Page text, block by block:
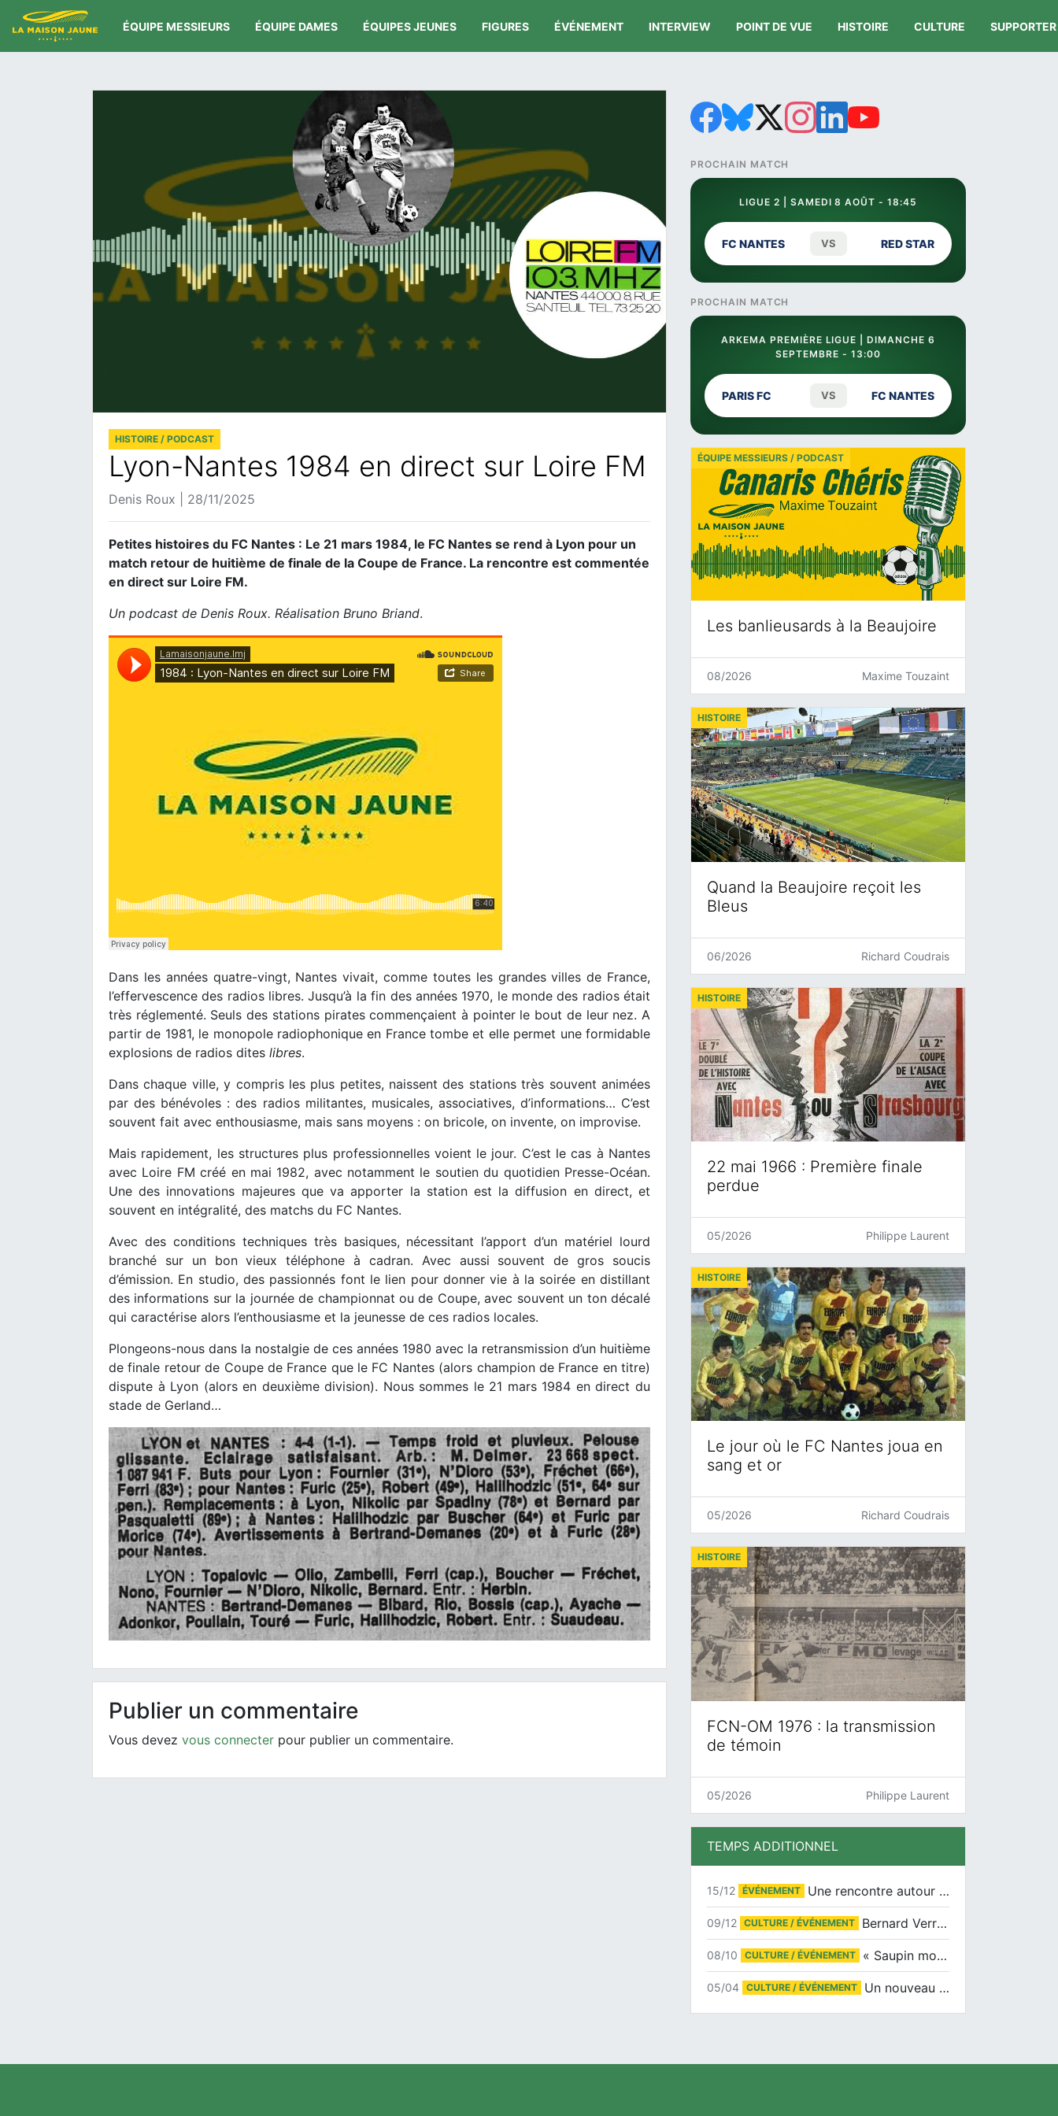
ÉQUIPE MESSIEURS ÉQUIPE DAMES ÉQUIPES JEUNES FIGURES ÉVÉNEMENT INTERVIEW POINT DE VUE HISTOIRE CULTURE SUPPORTER
HISTOIRE / PODCAST
Lyon-Nantes 1984 en direct sur Loire FM
Denis Roux | 28/11/2025
Petites histoires du FC Nantes : Le 21 mars 1984, le FC Nantes se rend à Lyon pour un
match retour de huitième de finale de la Coupe de France. La rencontre est commentée
en direct sur Loire FM.
Un podcast de Denis Roux. Réalisation Bruno Briand.
Dans les années quatre-vingt, Nantes vivait, comme toutes les grandes villes de France,
l’effervescence des radios libres. Jusqu’à la fin des années 1970, le monde des radios était
très réglementé. Seuls des stations pirates commençaient à pointer le bout de leur nez. A
partir de 1981, le monopole radiophonique en France tombe et elle permet une formidable
explosions de radios dites libres.
Dans chaque ville, y compris les plus petites, naissent des stations très souvent animées
par des bénévoles : des radios militantes, musicales, associatives, d’informations… C’est
souvent fait avec enthousiasme, mais sans moyens : on bricole, on invente, on improvise.
Mais rapidement, les structures plus professionnelles voient le jour. C’est le cas à Nantes
avec Loire FM créé en mai 1982, avec notamment le soutien du quotidien Presse-Océan.
Une des innovations majeures que va apporter la station est la diffusion en direct, et
souvent en intégralité, des matchs du FC Nantes.
Avec des conditions techniques très basiques, nécessitant l’apport d’un matériel lourd
branché sur un bon vieux téléphone à cadran. Avec aussi souvent de gros soucis
d’émission. En studio, des passionnés font le lien pour donner vie à la soirée en distillant
des informations sur la journée de championnat ou de Coupe, avec souvent un ton décalé
qui caractérise alors l’enthousiasme et la jeunesse de ces radios locales.
Plongeons-nous dans la nostalgie de ces années 1980 avec la retransmission d’un huitième
de finale retour de Coupe de France que le FC Nantes (alors champion de France en titre)
dispute à Lyon (alors en deuxième division). Nous sommes le 21 mars 1984 en direct du
stade de Gerland…
Publier un commentaire
Vous devez vous connecter pour publier un commentaire.
PROCHAIN MATCH
LIGUE 2 | SAMEDI 8 AOÛT - 18:45
FC NANTES VS RED STAR
PROCHAIN MATCH
ARKEMA PREMIÈRE LIGUE | DIMANCHE 6
SEPTEMBRE - 13:00
PARIS FC VS FC NANTES
Les banlieusards à la Beaujoire
ÉQUIPE MESSIEURS / PODCAST
08/2026 Maxime Touzaint
Quand la Beaujoire reçoit les
Bleus
HISTOIRE
06/2026 Richard Coudrais
22 mai 1966 : Première finale
perdue
HISTOIRE
05/2026 Philippe Laurent
Le jour où le FC Nantes joua en
sang et or
HISTOIRE
05/2026 Richard Coudrais
FCN-OM 1976 : la transmission
de témoin
HISTOIRE
05/2026 Philippe Laurent
TEMPS ADDITIONNEL
15/12 ÉVÉNEMENT Une rencontre autour de Jean-Claude Suaudeau
09/12 CULTURE / ÉVÉNEMENT Bernard Verret en dédicaces le samedi 13 décembre à l’Espace Culturel Atlantis
08/10 CULTURE / ÉVÉNEMENT « Saupin mon amour » au salon du livre de Trentemoult
05/04 CULTURE / ÉVÉNEMENT Un nouveau tirage pour le Docu-BD